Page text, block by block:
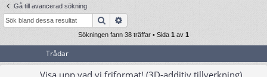
nk
ar
er
Gå till avancerad sökning
Sök
Sökningen fann 38 träffar • Sida 1 av 1
Trådar